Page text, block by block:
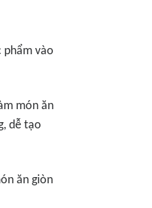
phẩm vào
món ăn
dễ tạo
ăn giòn